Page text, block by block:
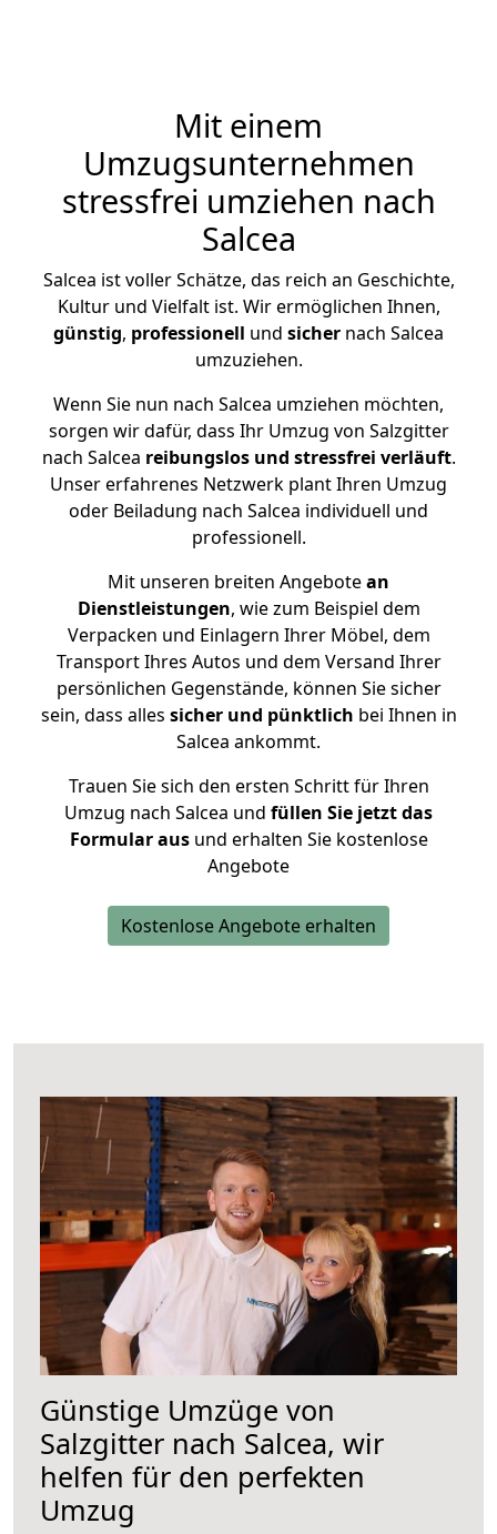
Mit einem
Umzugsunternehmen
stressfrei umziehen nach
Salcea
Salcea ist voller Schätze, das reich an Geschichte,
Kultur und Vielfalt ist. Wir ermöglichen Ihnen,
günstig, professionell und sicher nach Salcea
umzuziehen.
Wenn Sie nun nach Salcea umziehen möchten,
sorgen wir dafür, dass Ihr Umzug von Salzgitter
nach Salcea reibungslos und stressfrei verläuft.
Unser erfahrenes Netzwerk plant Ihren Umzug
oder Beiladung nach Salcea individuell und
professionell.
Mit unseren breiten Angebotean
Dienstleistungen, wie zum Beispiel dem
Verpacken und Einlagern Ihrer Möbel, dem
Transport Ihres Autos und dem Versand Ihrer
persönlichen Gegenstände, können Sie sicher
sein, dass alles sicher und pünktlich bei Ihnen in
Salcea ankommt.
Trauen Sie sich den ersten Schritt für Ihren
Umzug nach Salcea und füllen Sie jetzt das
Formular ausund erhalten Sie kostenlose
Angebote
Kostenlose Angebote erhalten
Günstige Umzüge von
Salzgitter nach Salcea, wir
helfen für den perfekten
Umzug